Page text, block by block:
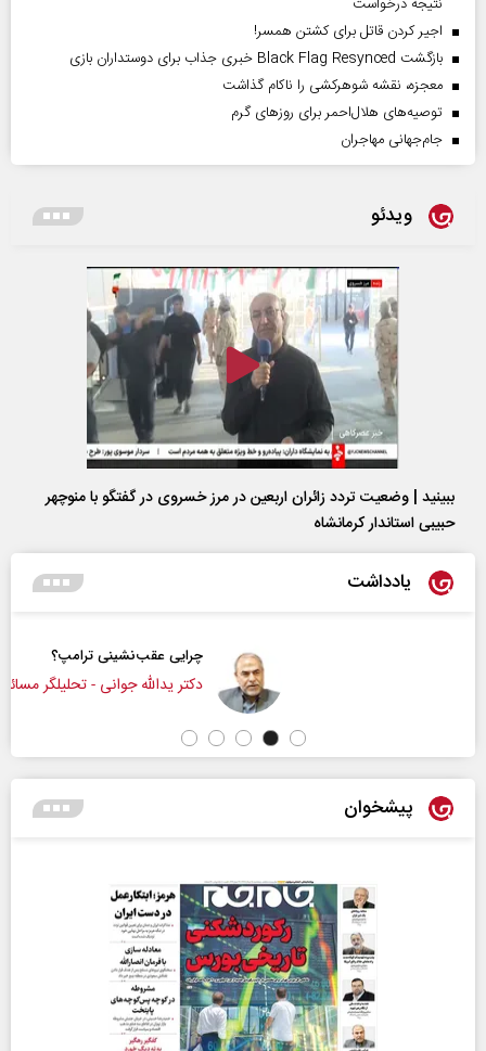
نتیجه درخواست
اجیر کردن قاتل برای کشتن همسر!
بازگشت Black Flag Resynced خبری جذاب برای دوستداران بازی
معجزه، نقشه شوهرکشی را ناکام گذاشت
توصیه‌های هلال‌احمر برای روز‌های گرم
جام‌جهانی مهاجران
ویدئو
ببینید | وضعیت تردد زائران اربعین در مرز خسروی در گفتگو با منوچهر
حبیبی استاندار کرمانشاه
یادداشت
چرایی عقب‌نشینی ترامپ؟
دکتر یدالله جوانی - تحلیلگر مسائل سیاسی
پیشخوان